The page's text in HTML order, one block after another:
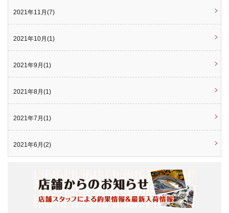
2021年11月(7)
2021年10月(1)
2021年9月(1)
2021年8月(1)
2021年7月(1)
2021年6月(2)